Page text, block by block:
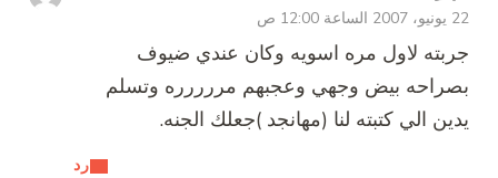
22 يونيو، 2007 الساعة 12:00 ص
رد
جربته لاول مره اسويه وكان عندي ضيوف
بصراحه بيض وجهي وعجبهم مررررره وتسلم
يدين الي كتبته لنا (مهانجد )جعلك الجنه.